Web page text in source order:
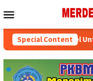
to
Menu
Special Content
Kalsel Untuk